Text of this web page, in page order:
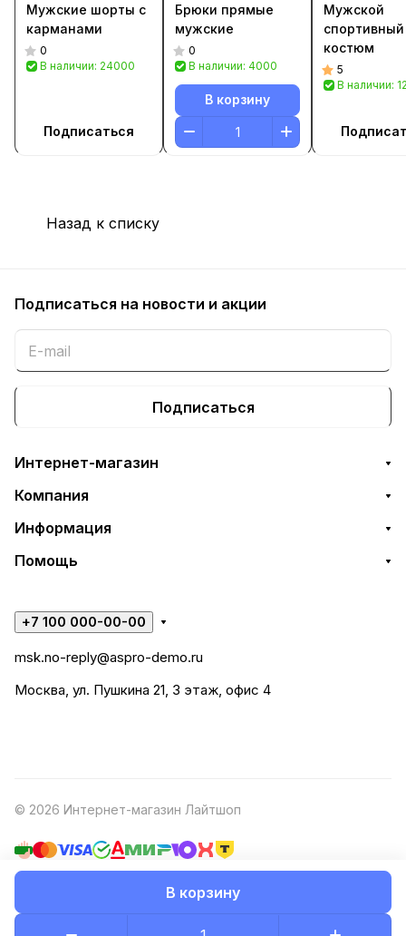
В корзину
Мужские шорты с
карманами
0
В наличии: 24000
Подписаться
Брюки прямые
мужские
0
В наличии: 4000
В корзину
Мужской
спортивный
костюм
5
В наличии:
Назад к списку
Подписаться на новости и акции
Подписаться
Интернет-магазин
Компания
Информация
Помощь
+7 100 000-00-00
msk.no-reply@aspro-demo.ru
Москва, ул. Пушкина 21, 3 этаж, офис 4
© 2026 Интернет-магазин Лайтшоп
Оферта